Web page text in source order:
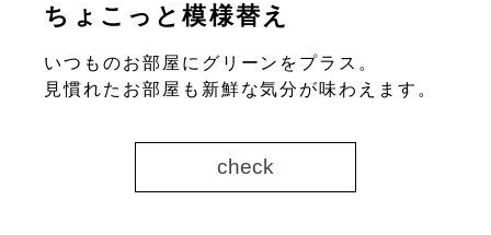
ちょこっと模様替え
いつものお部屋にグリーンをプラス。
見慣れたお部屋も新鮮な気分が味わえます。
check